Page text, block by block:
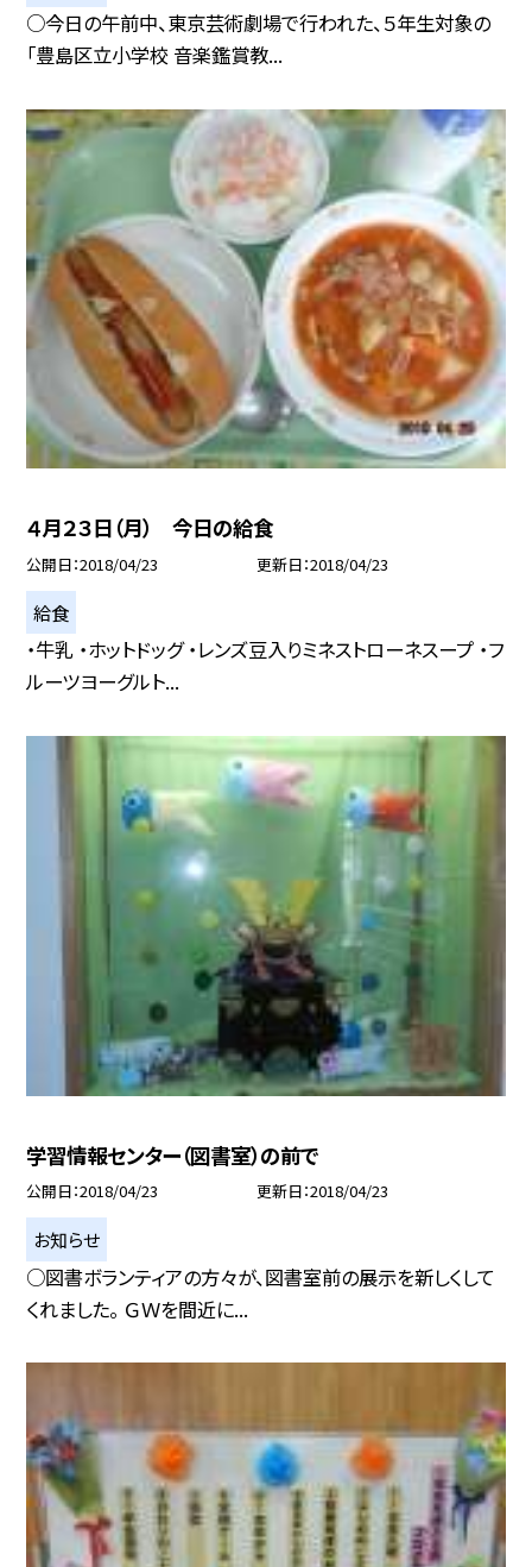
○今日の午前中、東京芸術劇場で行われた、５年生対象の
「豊島区立小学校 音楽鑑賞教...
４月２３日（月） 今日の給食
公開日 2018/04/23 更新日 2018/04/23
給食
・牛乳 ・ホットドッグ ・レンズ豆入りミネストローネスープ ・フ
ルーツヨーグルト...
学習情報センター（図書室）の前で
公開日 2018/04/23 更新日 2018/04/23
お知らせ
○図書ボランティアの方々が、図書室前の展示を新しくして
くれました。 ＧＷを間近に...